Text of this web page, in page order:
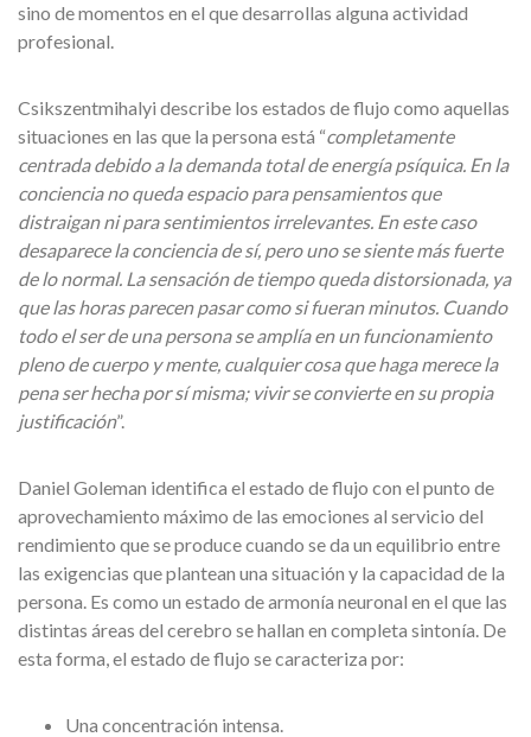
sino de momentos en el que desarrollas alguna actividad
profesional.
Csikszentmihalyi describe los estados de flujo como aquellas
situaciones en las que la persona está “completamente
centrada debido a la demanda total de energía psíquica. En la
conciencia no queda espacio para pensamientos que
distraigan ni para sentimientos irrelevantes. En este caso
desaparece la conciencia de sí, pero uno se siente más fuerte
de lo normal. La sensación de tiempo queda distorsionada, ya
que las horas parecen pasar como si fueran minutos. Cuando
todo el ser de una persona se amplía en un funcionamiento
pleno de cuerpo y mente, cualquier cosa que haga merece la
pena ser hecha por sí misma; vivir se convierte en su propia
justificación”.
Daniel Goleman identifica el estado de flujo con el punto de
aprovechamiento máximo de las emociones al servicio del
rendimiento que se produce cuando se da un equilibrio entre
las exigencias que plantean una situación y la capacidad de la
persona. Es como un estado de armonía neuronal en el que las
distintas áreas del cerebro se hallan en completa sintonía. De
esta forma, el estado de flujo se caracteriza por:
Una concentración intensa.